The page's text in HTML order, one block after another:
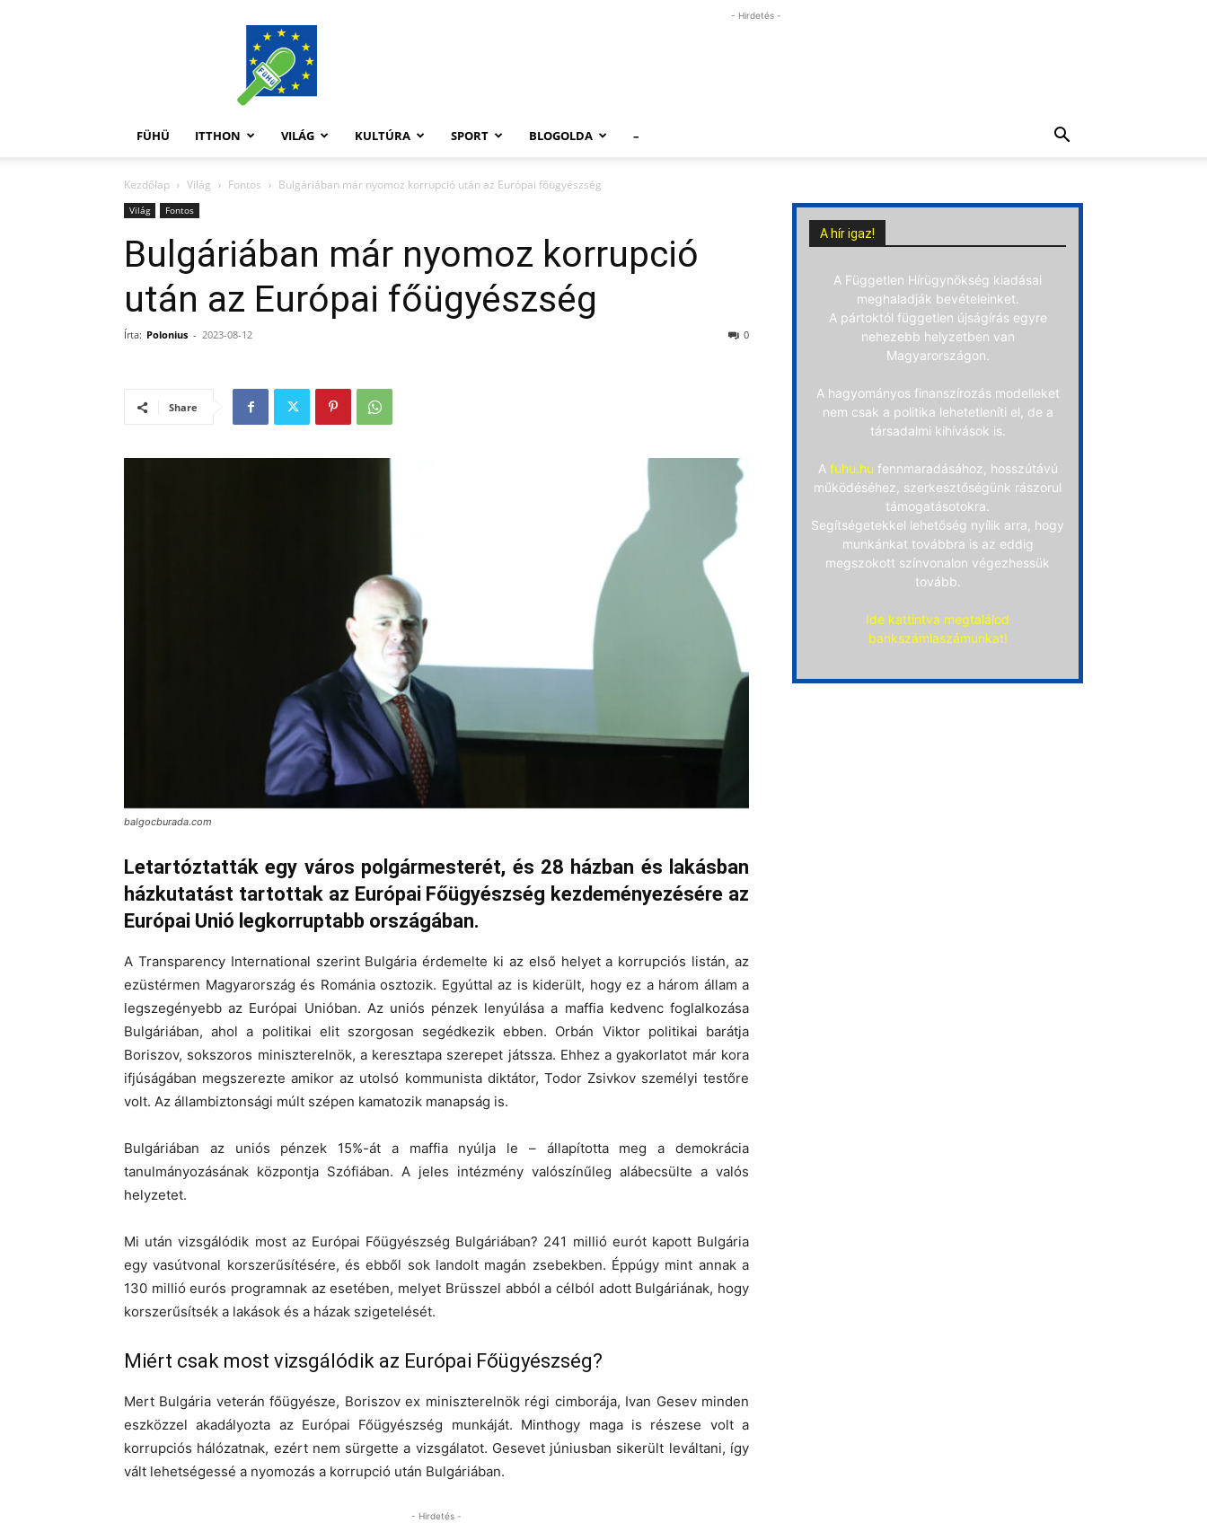
FüHü
- Hirdetés -
FÜHÜ ITTHON VILÁG KULTÚRA SPORT BLOGOLDA –
Kezdőlap Világ Fontos Bulgáriában már nyomoz korrupció után az Európai főügyészség
Világ Fontos
Bulgáriában már nyomoz korrupció
után az Európai főügyészség
Írta: Polonius - 2023-08-12 0
Share
balgocburada.com
Letartóztatták egy város polgármesterét, és 28 házban és lakásban
házkutatást tartottak az Európai Főügyészség kezdeményezésére az
Európai Unió legkorruptabb országában.
A Transparency International szerint Bulgária érdemelte ki az első helyet a korrupciós listán, az
ezüstérmen Magyarország és Románia osztozik. Egyúttal az is kiderült, hogy ez a három állam a
legszegényebb az Európai Unióban. Az uniós pénzek lenyúlása a maffia kedvenc foglalkozása
Bulgáriában, ahol a politikai elit szorgosan segédkezik ebben. Orbán Viktor politikai barátja
Boriszov, sokszoros miniszterelnök, a keresztapa szerepet játssza. Ehhez a gyakorlatot már kora
ifjúságában megszerezte amikor az utolsó kommunista diktátor, Todor Zsivkov személyi testőre
volt. Az állambiztonsági múlt szépen kamatozik manapság is.
Bulgáriában az uniós pénzek 15%-át a maffia nyúlja le – állapította meg a demokrácia
tanulmányozásának központja Szófiában. A jeles intézmény valószínűleg alábecsülte a valós
helyzetet.
Mi után vizsgálódik most az Európai Főügyészség Bulgáriában? 241 millió eurót kapott Bulgária
egy vasútvonal korszerűsítésére, és ebből sok landolt magán zsebekben. Éppúgy mint annak a
130 millió eurós programnak az esetében, melyet Brüsszel abból a célból adott Bulgáriának, hogy
korszerűsítsék a lakások és a házak szigetelését.
Miért csak most vizsgálódik az Európai Főügyészség?
Mert Bulgária veterán főügyésze, Boriszov ex miniszterelnök régi cimborája, Ivan Gesev minden
eszközzel akadályozta az Európai Főügyészség munkáját. Minthogy maga is részese volt a
korrupciós hálózatnak, ezért nem sürgette a vizsgálatot. Gesevet júniusban sikerült leváltani, így
vált lehetségessé a nyomozás a korrupció után Bulgáriában.
- Hirdetés -
A hír igaz!
A Független Hírügynökség kiadásai
meghaladják bevételeinket.
A pártoktól független újságírás egyre
nehezebb helyzetben van
Magyarországon.
A hagyományos finanszírozás modelleket
nem csak a politika lehetetleníti el, de a
társadalmi kihívások is.
A fuhu.hu fennmaradásához, hosszútávú
működéséhez, szerkesztőségünk rászorul
támogatásotokra.
Segítségetekkel lehetőség nyílik arra, hogy
munkánkat továbbra is az eddig
megszokott színvonalon végezhessük
tovább.
Ide kattintva megtalálod
bankszámlaszámunkat!